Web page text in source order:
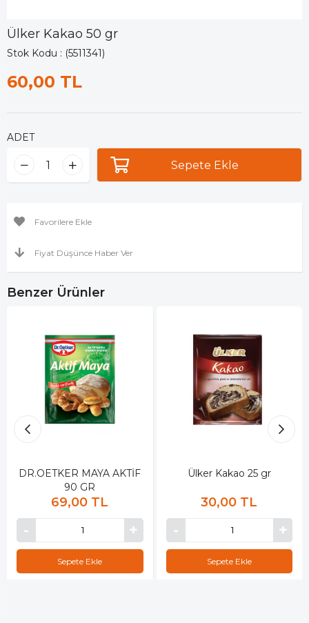
Ülker Kakao 50 gr
Stok Kodu (5511341)
60,00 TL
ADET
Favorilere Ekle
Fiyat Düşünce Haber Ver
Benzer Ürünler
DR.OETKER MAYA AKTİF
90 GR
69,00 TL
Sepete Ekle
Ülker Kakao 25 gr
30,00 TL
Sepete Ekle